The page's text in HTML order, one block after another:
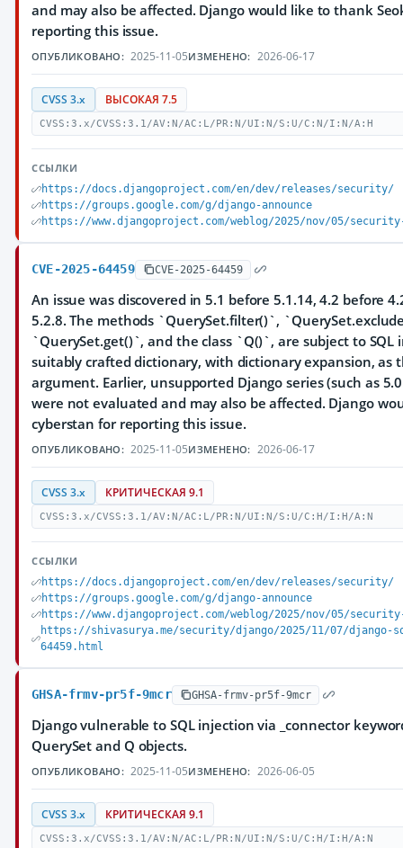
and may also be affected. Django would like to thank
reporting this issue.
ОПУБЛИКОВАНО: 2025-11-05ИЗМЕНЕНО: 2026-06-17
CVSS 3.x ВЫСОКАЯ 7.5
CVSS:3.x/CVSS:3.1/AV:N/AC:L/PR:N/UI:N/S:U/C:N/I:N/A:H
ССЫЛКИ
https://docs.djangoproject.com/en/dev/releases/security/
https://groups.google.com/g/django-announce
https://www.djangoproject.com/weblog/2025/nov/05/
CVE-2025-64459 CVE-2025-64459
An issue was discovered in 5.1 before 5.1.14, 4.2 before
5.2.8. The methods `QuerySet.filter()`,
`QuerySet.get()`, and the class `Q()`, are subject to SQL
suitably crafted dictionary, with dictionary expansion, as
argument. Earlier, unsupported Django series (such as
were not evaluated and may also be affected. Django
cyberstan for reporting this issue.
ОПУБЛИКОВАНО: 2025-11-05ИЗМЕНЕНО: 2026-06-17
CVSS 3.x КРИТИЧЕСКАЯ 9.1
CVSS:3.x/CVSS:3.1/AV:N/AC:L/PR:N/UI:N/S:U/C:H/I:H/A:N
ССЫЛКИ
https://docs.djangoproject.com/en/dev/releases/security/
https://groups.google.com/g/django-announce
https://www.djangoproject.com/weblog/2025/nov/05/
https://shivasurya.me/security/django/2025/11/07/django-
64459.html
GHSA-frmv-pr5f-9mcr GHSA-frmv-pr5f-9mcr
Django vulnerable to SQL injection via _connector
QuerySet and Q objects.
ОПУБЛИКОВАНО: 2025-11-05ИЗМЕНЕНО: 2026-06-05
CVSS 3.x КРИТИЧЕСКАЯ 9.1
CVSS:3.x/CVSS:3.1/AV:N/AC:L/PR:N/UI:N/S:U/C:H/I:H/A:N